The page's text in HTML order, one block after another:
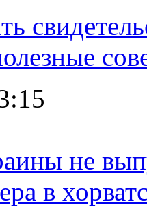
не
в